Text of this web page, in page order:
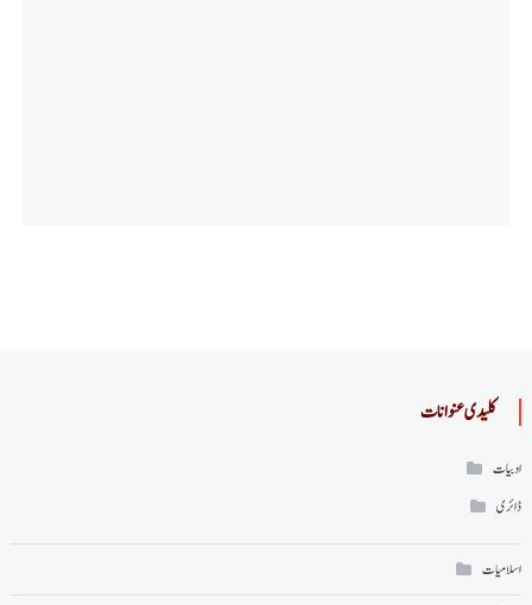
کلیدی عنوانات
ادبیات
ڈائری
اسلامیات